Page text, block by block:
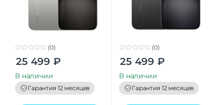
o
t
o
f
5
(0)
25 499 ₽
В наличии
Гарантия 12 месяцев
o
t
o
f
5
(0)
25 499 ₽
В наличии
Гарантия 12 месяцев